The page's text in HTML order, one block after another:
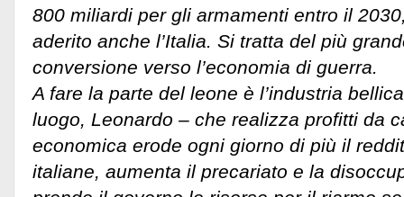
800 miliardi per gli armamenti entro il
aderito anche l’Italia. Si tratta del più
conversione verso l’economia di guerra.
A fare la parte del leone è l’industria
luogo, Leonardo – che realizza profitti da
economica erode ogni giorno di più il
italiane, aumenta il precariato e la